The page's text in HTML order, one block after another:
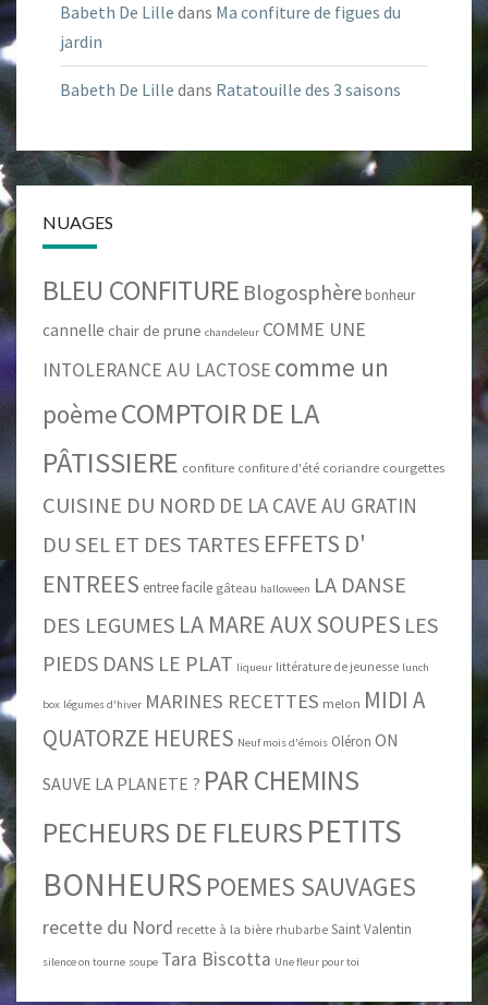
Babeth De Lille dans Ma confiture de figues du
jardin
Babeth De Lille dans Ratatouille des 3 saisons
NUAGES
BLEU CONFITURE Blogosphère bonheur
cannelle chair de prune chandeleur COMME UNE
INTOLERANCE AU LACTOSE comme un
poèmeCOMPTOIR DE LA
PÂTISSIERE confiture confiture d'été coriandre courgettes
CUISINE DU NORD DE LA CAVE AU GRATIN
DU SEL ET DES TARTES EFFETS D'
ENTREES entree facile gâteau halloween LA DANSE
DES LEGUMES LA MARE AUX SOUPES LES
PIEDS DANS LE PLAT liqueur littérature de jeunesse lunch
box légumes d'hiver MARINES RECETTES melon MIDI A
QUATORZE HEURES Neuf mois d'émois Oléron ON
SAUVE LA PLANETE ? PAR CHEMINS
PECHEURS DE FLEURS PETITS
BONHEURS POEMES SAUVAGES
recette du Nord recette à la bière rhubarbe Saint Valentin
silence on tourne soupe Tara Biscotta Une fleur pour toi